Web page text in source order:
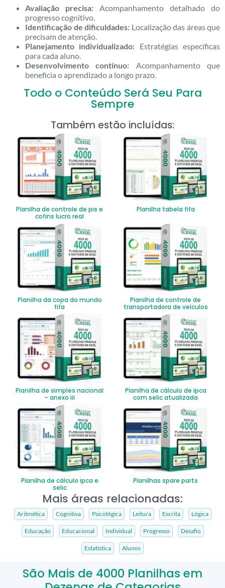
Avaliação precisa: Acompanhamento detalhado do
progresso cognitivo.
Identificação de dificuldades: Localização das áreas que
precisam de atenção.
Planejamento individualizado: Estratégias específicas
para cada aluno.
Desenvolvimento contínuo: Acompanhamento que
beneficia o aprendizado a longo prazo.
Todo o Conteúdo Será Seu Para
Sempre
Também estão incluídas:
Planilha de controle de pis e
cofins lucro real
Planilha tabela fifa
Planilha da copa do mundo
fifa
Planilha de controle de
transportadora de veículos
Planilha de simples nacional
– anexo iii
Planilha de cálculo de ipca
com selic atualizada
Planilha de cálculo ipca e
selic
Planilhas spare parts
Mais áreas relacionadas:
Aritmética Cognitiva Psicológica Leitura Escrita Lógica
Educação Educacional Individual Progresso Desafio
Estatística Alunos
São Mais de 4000 Planilhas em